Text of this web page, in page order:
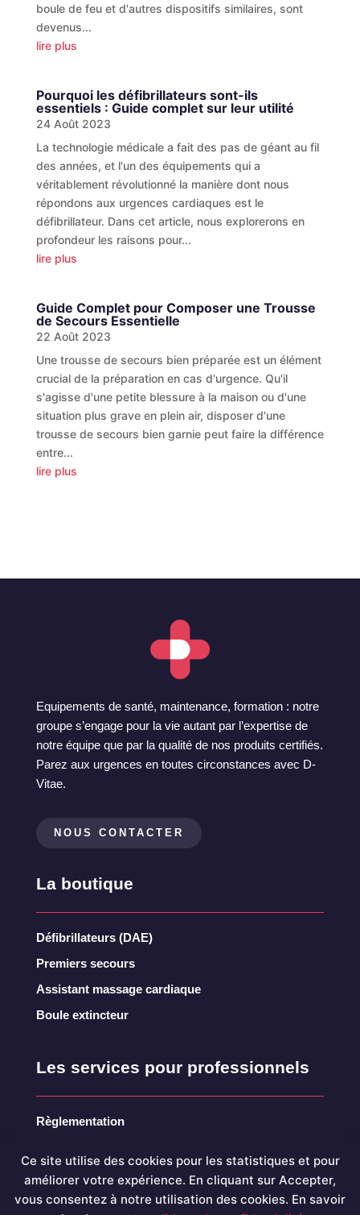
Ce site utilise des cookies pour les statistiques et pour
améliorer votre expérience. En cliquant sur Accepter,
vous consentez à notre utilisation des cookies. En savoir
boule de feu et d'autres dispositifs similaires, sont
devenus...
lire plus
Pourquoi les défibrillateurs sont-ils
essentiels : Guide complet sur leur utilité
24 Août 2023
La technologie médicale a fait des pas de géant au fil
des années, et l'un des équipements qui a
véritablement révolutionné la manière dont nous
répondons aux urgences cardiaques est le
défibrillateur. Dans cet article, nous explorerons en
profondeur les raisons pour...
lire plus
Guide Complet pour Composer une Trousse
de Secours Essentielle
22 Août 2023
Une trousse de secours bien préparée est un élément
crucial de la préparation en cas d'urgence. Qu'il
s'agisse d'une petite blessure à la maison ou d'une
situation plus grave en plein air, disposer d'une
trousse de secours bien garnie peut faire la différence
entre...
lire plus
Equipements de santé, maintenance, formation : notre
groupe s’engage pour la vie autant par l’expertise de
notre équipe que par la qualité de nos produits certifiés.
Parez aux urgences en toutes circonstances avec D-
Vitae.
NOUS CONTACTER
La boutique
Défibrillateurs (DAE)
Premiers secours
Assistant massage cardiaque
Boule extincteur
Les services pour professionnels
Règlementation
Maintenance
Formation